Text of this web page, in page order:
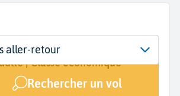
de votre voyage
| Classe
| Classe économique
Rechercher un vol
aller-retour